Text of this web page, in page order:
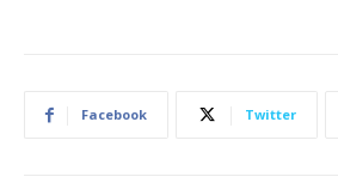
Facebook Twitter